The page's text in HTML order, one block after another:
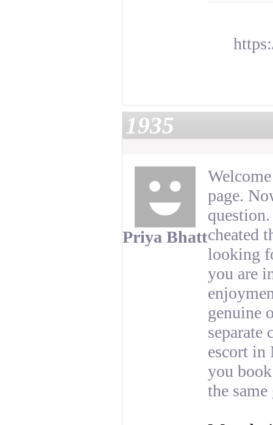
1935
Priya Bhatt
page.
cheated
looking
you are
genuine
separate
escort
you
the